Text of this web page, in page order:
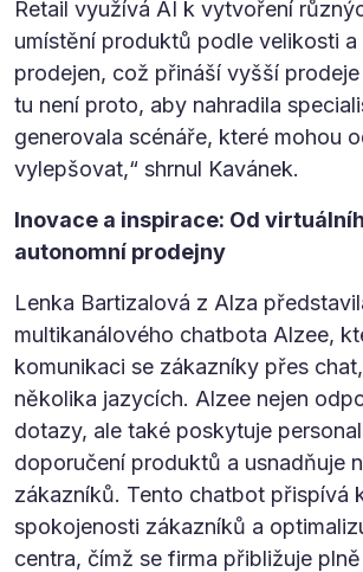
Retail využívá AI k vytvoření
umístění produktů podle velikosti a
prodejen, což přináší vyšší
tu není proto, aby nahradila
generovala scénáře, které mohou
vylepšovat,“ shrnul Kavánek.
Inovace a inspirace: Od
autonomní prodejny
Lenka Bartizalová z Alza
multikanálového chatbota Alzee,
komunikaci se zákazníky přes
několika jazycích. Alzee nejen
dotazy, ale také poskytuje
doporučení produktů a usnadňuje
zákazníků. Tento chatbot přispívá
spokojenosti zákazníků a
centra, čímž se firma přibližuje